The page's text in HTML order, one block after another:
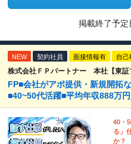
掲載終了予定
NEW 契約社員 面接情報有 自己
株式会社ＦＰパートナー 本社【東証
FP■会社がアポ提供・新規開拓
■40~50代活躍■平均年収888万
40・
る」
か？